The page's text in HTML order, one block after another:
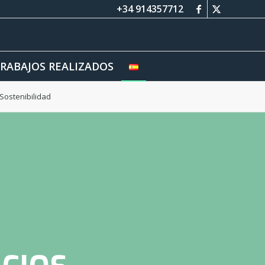
+34 914357712
REALIZADOS
Sostenibilidad